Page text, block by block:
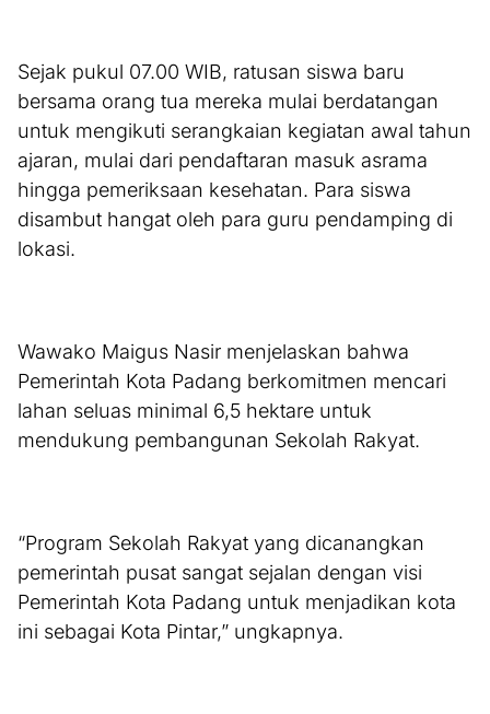
Sejak pukul 07.00 WIB, ratusan siswa baru
bersama orang tua mereka mulai berdatangan
untuk mengikuti serangkaian kegiatan awal tahun
ajaran, mulai dari pendaftaran masuk asrama
hingga pemeriksaan kesehatan. Para siswa
disambut hangat oleh para guru pendamping di
lokasi.
Wawako Maigus Nasir menjelaskan bahwa
Pemerintah Kota Padang berkomitmen mencari
lahan seluas minimal 6,5 hektare untuk
mendukung pembangunan Sekolah Rakyat.
“Program Sekolah Rakyat yang dicanangkan
pemerintah pusat sangat sejalan dengan visi
Pemerintah Kota Padang untuk menjadikan kota
ini sebagai Kota Pintar,” ungkapnya.